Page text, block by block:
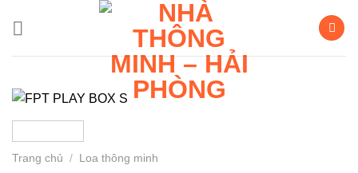
Trang chủ / Loa thông minh